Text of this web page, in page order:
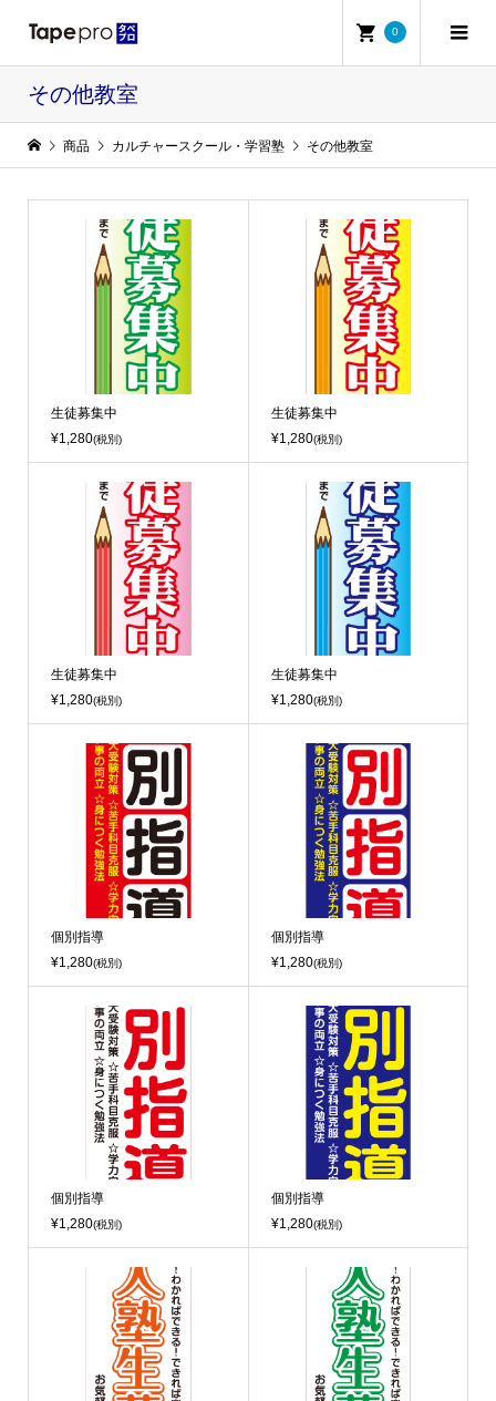
0
その他教室
商品 カルチャースクール・学習塾 その他教室
生徒募集中
¥1,280(税別)
生徒募集中
¥1,280(税別)
生徒募集中
¥1,280(税別)
生徒募集中
¥1,280(税別)
個別指導
¥1,280(税別)
個別指導
¥1,280(税別)
個別指導
¥1,280(税別)
個別指導
¥1,280(税別)